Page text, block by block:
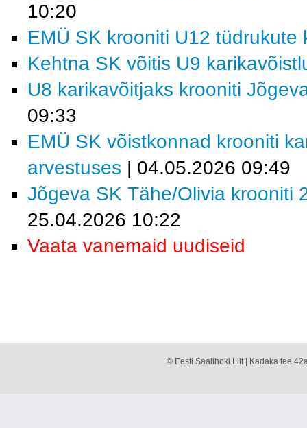
10:20
EMÜ SK krooniti U12 tüdrukute
Kehtna SK võitis U9
U8 karikavõitjaks krooniti
09:33
EMÜ SK võistkonnad krooniti
arvestuses | 04.05.2026 09:49
Jõgeva SK Tähe/Olivia krooniti
25.04.2026 10:22
Vaata vanemaid uudiseid
© Eesti Saalihoki Liit | Kadaka tee